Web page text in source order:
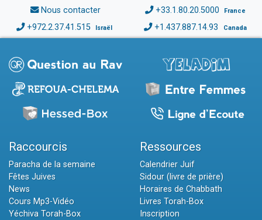
Nous contacter +33.1.80.20.5000 France
+972.2.37.41.515 Israël +1.437.887.14.93 Canada
Raccourcis
Paracha de la semaine
Fêtes Juives
News
Cours Mp3-Vidéo
Yéchiva Torah-Box
Ressources
Calendrier Juif
Sidour (livre de prière)
Horaires de Chabbath
Livres Torah-Box
Inscription